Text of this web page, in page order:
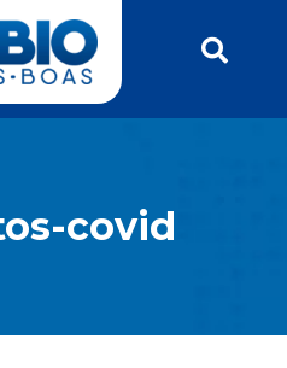
covid